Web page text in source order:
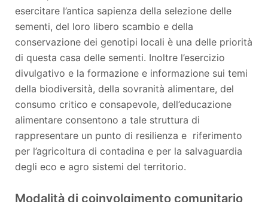
esercitare l’antica sapienza della selezione delle
sementi, del loro libero scambio e della
conservazione dei genotipi locali è una delle priorità
di questa casa delle sementi. Inoltre l’esercizio
divulgativo e la formazione e informazione sui temi
della biodiversità, della sovranità alimentare, del
consumo critico e consapevole, dell’educazione
alimentare consentono a tale struttura di
rappresentare un punto di resilienza e riferimento
per l’agricoltura di contadina e per la salvaguardia
degli eco e agro sistemi del territorio.
Modalità di coinvolgimento comunitario